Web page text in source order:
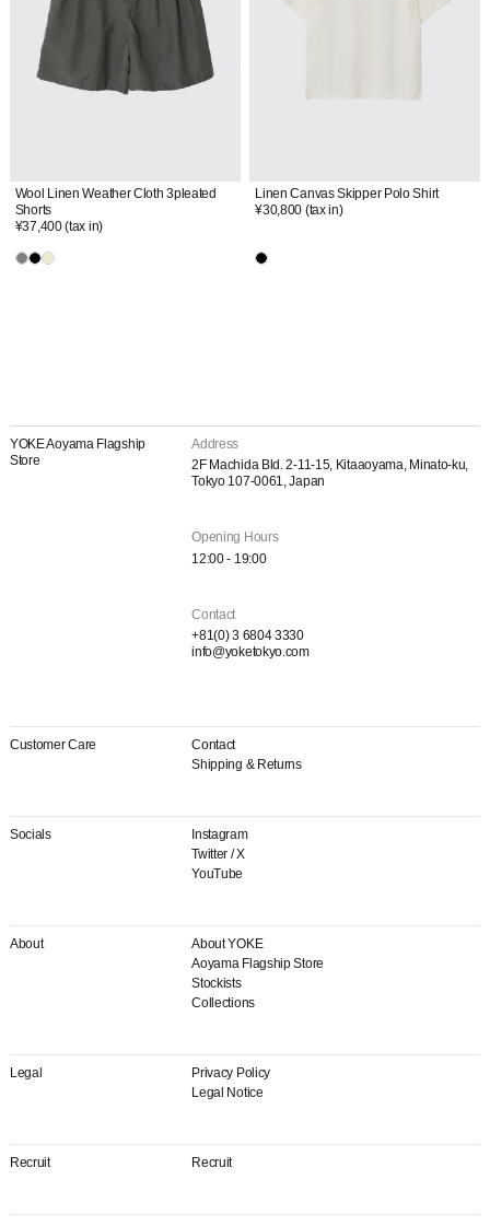
Wool Linen Weather Cloth 3pleated
Shorts
¥37,400(tax in)
Linen Canvas Skipper Polo Shirt
¥30,800 (tax in)
YOKE Aoyama Flagship
Store
Address
2F Machida Bld. 2-11-15, Kitaaoyama, Minato-ku,
Tokyo 107-0061, Japan
Opening Hours
12:00 - 19:00
Contact
+81(0) 3 6804 3330
info@yoketokyo.com
Customer Care
Contact
Shipping & Returns
Socials
Instagram
Twitter / X
YouTube
About
About YOKE
Aoyama Flagship Store
Stockists
Collections
Legal
Privacy Policy
Legal Notice
Recruit Recruit